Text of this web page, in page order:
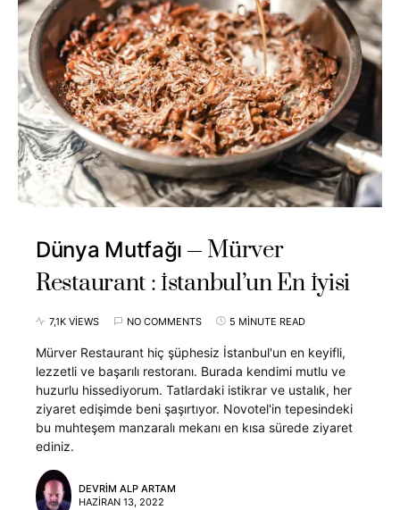
Dünya Mutfağı
Mürver
Restaurant : İstanbul’un En İyisi
7,1K VIEWS NO COMMENTS 5 MINUTE READ
Mürver Restaurant hiç şüphesiz İstanbul'un en keyifli,
lezzetli ve başarılı restoranı. Burada kendimi mutlu ve
huzurlu hissediyorum. Tatlardaki istikrar ve ustalık, her
ziyaret edişimde beni şaşırtıyor. Novotel'in tepesindeki
bu muhteşem manzaralı mekanı en kısa sürede ziyaret
ediniz.
DEVRIM ALP ARTAM
HAZIRAN 13, 2022